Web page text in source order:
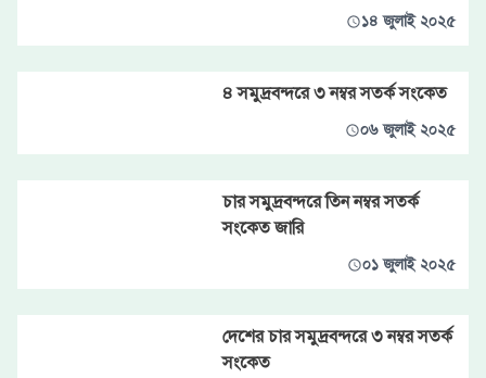
১৪ জুলাই ২০২৫
৪ সমুদ্রবন্দরে ৩ নম্বর সতর্ক সংকেত
০৬ জুলাই ২০২৫
চার সমুদ্রবন্দরে তিন নম্বর সতর্ক
সংকেত জারি
০১ জুলাই ২০২৫
দেশের চার সমুদ্রবন্দরে ৩ নম্বর সতর্ক
সংকেত